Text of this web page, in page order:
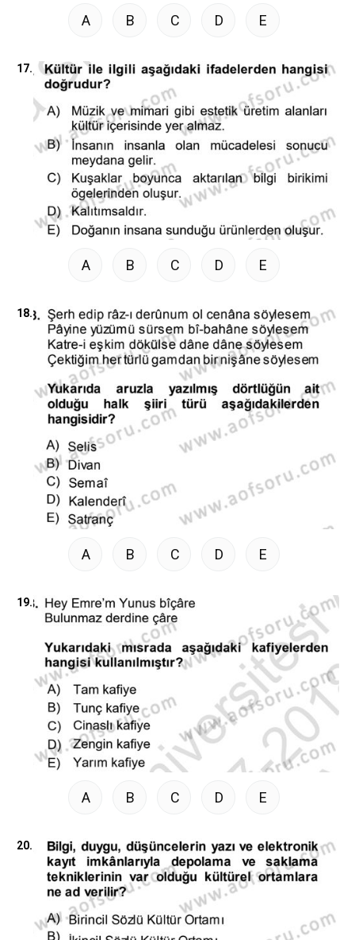
A B C D E
17.
A B C D E
18.
A B C D E
19.
A B C D E
20.